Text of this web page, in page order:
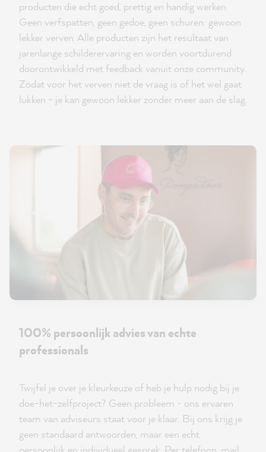
producten die echt goed, prettig en handig werken.
Geen verfspatten, geen gedoe, geen schuren: gewoon
lekker verven. Alle producten zijn het resultaat van
jarenlange schilderervaring en worden voortdurend
doorontwikkeld met feedback vanuit onze community.
Zodat voor het verven niet de vraag is of het wel gaat
lukken - je kan gewoon lekker zonder meer aan de slag.
100% persoonlijk advies van echte
professionals
Twijfel je over je kleurkeuze of heb je hulp nodig bij je
doe-het-zelfproject? Geen probleem - ons ervaren
team van adviseurs staat voor je klaar. Bij ons krijg je
geen standaard antwoorden, maar een echt